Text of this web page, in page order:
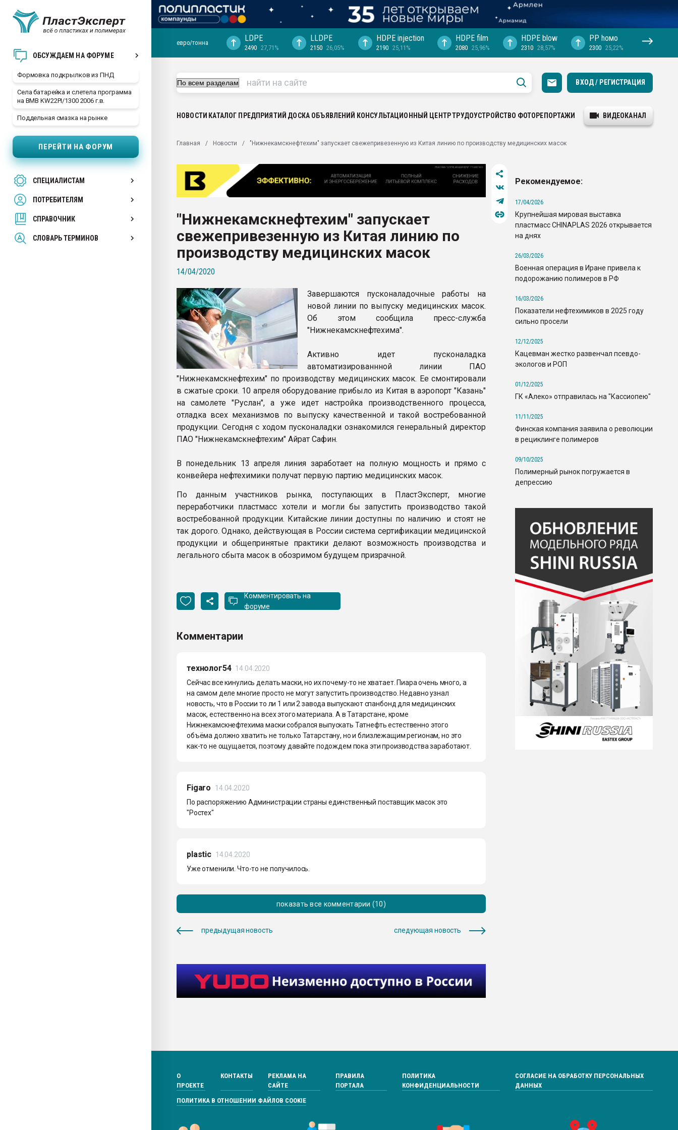
ОБСУЖДАЕМ НА ФОРУМЕ
Формовка подкрылков из ПНД
Села батарейка и слетела программа
на BMB KW22PI/1300 2006 г.в.
Поддельная смазка на рынке
ПЕРЕЙТИ НА ФОРУМ
СПЕЦИАЛИСТАМ
ПОТРЕБИТЕЛЯМ
СПРАВОЧНИК
СЛОВАРЬ ТЕРМИНОВ
29.07.2026 ФРП помог "Ижевскому
Вакуум-формовочные машины:
28.07.2026 Автоматизация выходит на
первый план в переработке
пластмасс
ситуацией на строительном рынке
Всё, что касается выдува ПЭТ
бутылок
ПЕРЕЙТИ НА ФОРУМ
евро/тонна LDPE
2490 27,71%
LLDPE
2150 26,05%
HDPE injection
2190 25,11%
HDPE film
2080 25,96%
HDPE blow
2310 28,57%
PP hомо
2300 25,22%
ВХОД / РЕГИСТРАЦИЯ
НОВОСТИ КАТАЛОГ ПРЕДПРИЯТИЙ ДОСКА ОБЪЯВЛЕНИЙ КОНСУЛЬТАЦИОННЫЙ ЦЕНТРТРУДОУСТРОЙСТВО ФОТОРЕПОРТАЖИ ВИДЕОКАНАЛ
Главная Новости "Нижнекамскнефтехим" запускает свежепривезенную из Китая линию по производству медицинских масок
"Нижнекамскнефтехим" запускает
свежепривезенную из Китая линию по
производству медицинских масок
14/04/2020
Завершаются пусконаладочные работы на
новой линии по выпуску медицинских масок.
Об этом сообщила пресс-служба
"Нижнекамскнефтехима".
Активно идет пусконаладка
автоматизированнной линии ПАО
"Нижнекамскнефтехим" по производству медицинских масок. Ее смонтировали
в сжатые сроки. 10 апреля оборудование прибыло из Китая в аэропорт "Казань"
на самолете "Руслан", а уже идет настройка производственного процесса,
отладка всех механизмов по выпуску качественной и такой востребованной
продукции. Сегодня с ходом пусконаладки ознакомился генеральный директор
ПАО "Нижнекамскнефтехим" Айрат Сафин.
В понедельник 13 апреля линия заработает на полную мощность и прямо с
конвейера нефтехимики получат первую партию медицинских масок.
По данным участников рынка, поступающих в ПластЭксперт, многие
переработчики пластмасс хотели и могли бы запустить производство такой
востребованной продукции. Китайские линии доступны по наличию и стоят не
так дорого. Однако, действующая в России система сертификации медицинской
продукции и общепринятые практики делают возможность производства и
легального сбыта масок в обозримом будущем призрачной.
Комментировать на
форуме
Комментарии
технолог54 14.04.2020
Сейчас все кинулись делать маски, но их почему-то не хватает. Пиара очень много, а
на самом деле многие просто не могут запустить производство. Недавно узнал
новость, что в России то ли 1 или 2 завода выпускают спанбонд для медицинских
масок, естественно на всех этого материала. А в Татарстане, кроме
Нижнекамскнефтехима маски собрался выпускать Татнефть естественно этого
объёма должно хватить не только Татарстану, но и близлежащим регионам, но это
как-то не ощущается, поэтому давайте подождем пока эти производства заработают.
Figaro
14.04.2020
По распоряжению Администрации страны единственный поставщик масок это
"Ростех"
plastic 14.04.2020
Уже отменили. Что-то не получилось.
показать все комментарии (10)
предыдущая новость следующая новость
Рекомендуемое:
17/04/2026
Крупнейшая мировая выставка
пластмасс CHINAPLAS 2026 открывается
на днях
26/03/2026
Военная операция в Иране привела к
подорожанию полимеров в РФ
16/03/2026
Показатели нефтехимиков в 2025 году
сильно просели
12/12/2025
Кацевман жестко развенчал псевдо-
экологов и РОП
01/12/2025
ГК «Алеко» отправилась на "Кассиопею"
11/11/2025
Финская компания заявила о революции
в рециклинге полимеров
09/10/2025
Полимерный рынок погружается в
депрессию
О
ПРОЕКТЕ
КОНТАКТЫ
РЕКЛАМА НА
САЙТЕ
ПРАВИЛА
ПОРТАЛА
ПОЛИТИКА
КОНФИДЕНЦИАЛЬНОСТИ
СОГЛАСИЕ НА ОБРАБОТКУ ПЕРСОНАЛЬНЫХ
ДАННЫХ
ПОЛИТИКА В ОТНОШЕНИИ ФАЙЛОВ COOKIE